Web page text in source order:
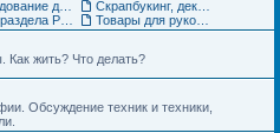
жить? Что делать?
Обсуждение техник и техники,